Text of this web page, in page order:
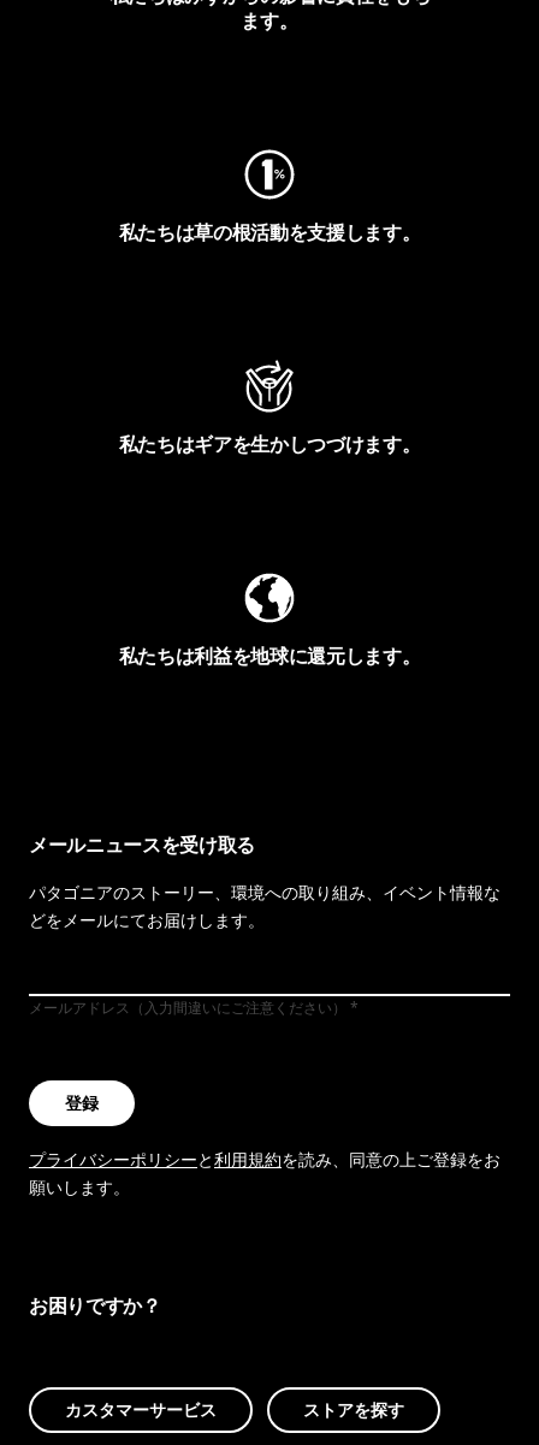
ます。
私たちは草の根活動を支援します。
私たちはギアを生かしつづけます。
私たちは利益を地球に還元します。
メールニュースを受け取る
パタゴニアのストーリー、環境への取り組み、イベント情報な
どをメールにてお届けします。
メールアドレス（入力間違いにご注意ください）
登録
プライバシーポリシーと利用規約を読み、同意の上ご登録をお
願いします。
お困りですか？
カスタマーサービス ストアを探す